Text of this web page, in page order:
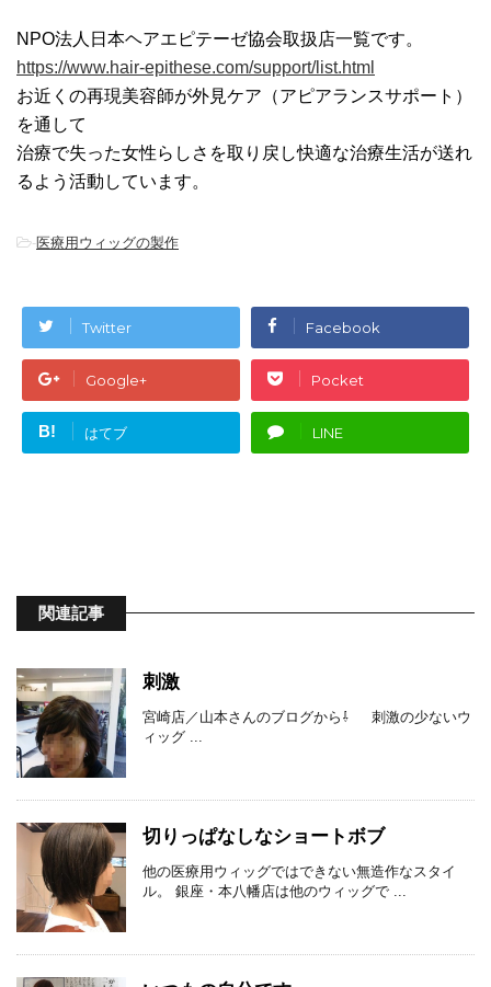
NPO法人日本ヘアエピテーゼ協会取扱店一覧です。
https://www.hair-epithese.com/support/list.html
お近くの再現美容師が外見ケア（アピアランスサポート）
を通して
治療で失った女性らしさを取り戻し快適な治療生活が送れ
るよう活動しています。
-医療用ウィッグの製作
Twitter Facebook
Google+ Pocket
B! はてブ LINE
関連記事
刺激
宮崎店／山本さんのブログから⇩ 刺激の少ないウ
ィッグ ...
切りっぱなしなショートボブ
他の医療用ウィッグではできない無造作なスタイ
ル。 銀座・本八幡店は他のウィッグで ...